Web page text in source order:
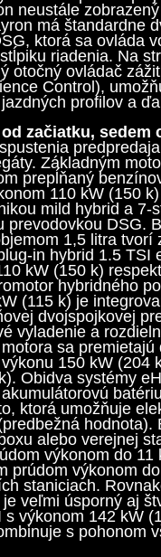
neustále
má štandardne
ktorá sa ovláda
riadenia. Na
otočný ovládač
Control),
profilov a
začiatku, sedem
Základným
prepĺňaný
110 kW (150
mild hybrid a 7-
prevodovkou DSG.
1,5 litra tvorí
in hybrid 1.5 TSI
kW (150 k)
hybridného
(115 k) je
dvojspojkovej
vyladenie a
sa premietajú
150 kW (204
Obidva systémy
ktorá umožňuje
hodnota).
alebo verejnej
výkonom do 11
prúdom výkonom
staniciach.
veľmi úsporný aj
s výkonom 142 kW
s pohonom